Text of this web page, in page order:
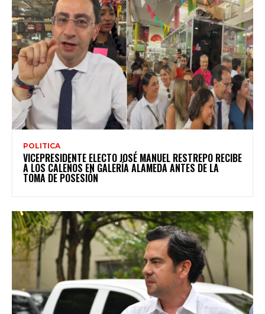
POLITICA
VICEPRESIDENTE ELECTO JOSÉ MANUEL RESTREPO RECIBE
A LOS CALEÑOS EN GALERÍA ALAMEDA ANTES DE LA
TOMA DE POSESIÓN